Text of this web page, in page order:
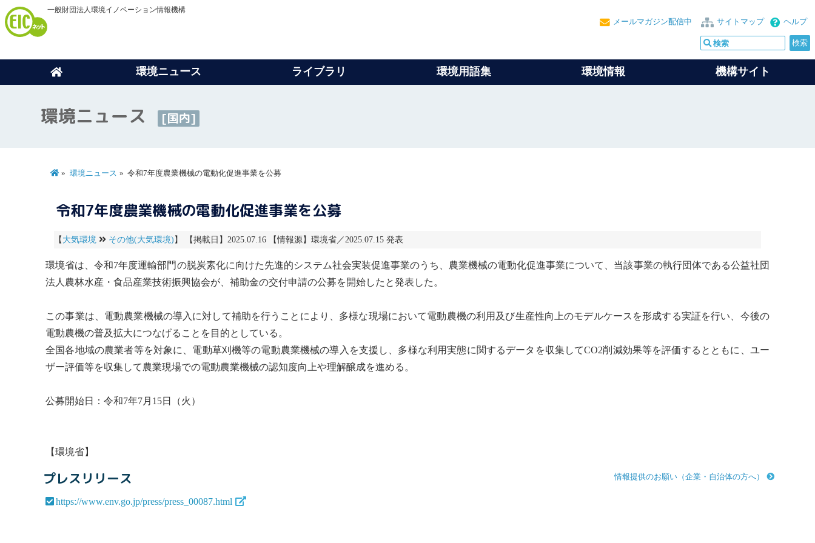
一般財団法人環境イノベーション情報機構
ヘルプ
サイトマップ
メールマガジン配信中
環境ニュース ライブラリ 環境用語集 環境情報 機構サイト
環境ニュース [国内]
環境ニュース 令和7年度農業機械の電動化促進事業を公募
令和7年度農業機械の電動化促進事業を公募
【 大気環境 その他(大気環境) 】 【掲載日】2025.07.16 【情報源】環境省／2025.07.15 発表
環境省は、令和7年度運輸部門の脱炭素化に向けた先進的システム社会実装促進事業のうち、農業機械の電動化促進事業について、当該事業の執行団体である公益社団
法人農林水産・食品産業技術振興協会が、補助金の交付申請の公募を開始したと発表した。
この事業は、電動農業機械の導入に対して補助を行うことにより、多様な現場において電動農機の利用及び生産性向上のモデルケースを形成する実証を行い、今後の
電動農機の普及拡大につなげることを目的としている。
全国各地域の農業者等を対象に、電動草刈機等の電動農業機械の導入を支援し、多様な利用実態に関するデータを収集してCO2削減効果等を評価するとともに、ユー
ザー評価等を収集して農業現場での電動農業機械の認知度向上や理解醸成を進める。
公募開始日：令和7年7月15日（火）
【環境省】
情報提供のお願い（企業・自治体の方へ）
プレスリリース
https://www.env.go.jp/press/press_00087.html